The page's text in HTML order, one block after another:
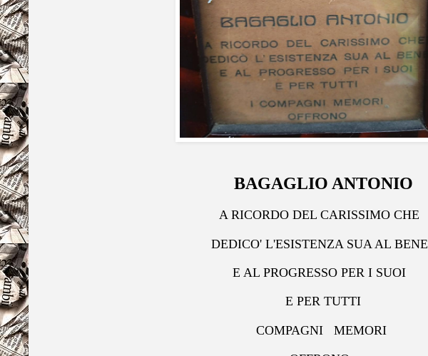
BAGAGLIO ANTONIO
A RICORDO DEL CARISSIMO CHE
DEDICO' L'ESISTENZA SUA AL BENE
E AL PROGRESSO PER I SUOI
E PER TUTTI
COMPAGNI MEMORI